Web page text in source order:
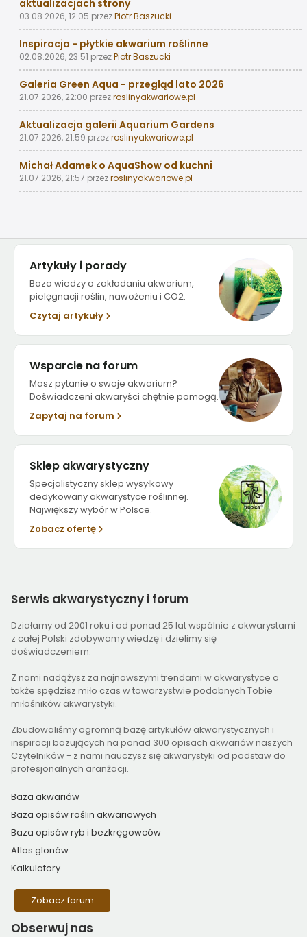
aktualizacjach strony
03.08.2026, 12:05 przezPiotr Baszucki
Inspiracja - płytkie akwarium roślinne
02.08.2026, 23:51 przezPiotr Baszucki
Galeria Green Aqua - przegląd lato 2026
21.07.2026, 22:00 przezroslinyakwariowe.pl
Aktualizacja galerii Aquarium Gardens
21.07.2026, 21:59 przezroslinyakwariowe.pl
Michał Adamek o AquaShow od kuchni
21.07.2026, 21:57 przezroslinyakwariowe.pl
Artykuły i porady
Baza wiedzy o zakładaniu akwarium,
pielęgnacji roślin, nawożeniu i CO2.
Czytaj artykuły
Wsparcie na forum
Masz pytanie o swoje akwarium?
Doświadczeni akwaryści chętnie pomogą.
Zapytaj na forum
Sklep akwarystyczny
Specjalistyczny sklep wysyłkowy
dedykowany akwarystyce roślinnej.
Największy wybór w Polsce.
Zobacz ofertę
Serwis akwarystyczny i forum
Działamy od 2001 roku i od ponad 25 lat wspólnie z akwarystami
z całej Polski zdobywamy wiedzę i dzielimy się
doświadczeniem.
Z nami nadążysz za najnowszymi trendami w akwarystyce a
także spędzisz miło czas w towarzystwie podobnych Tobie
miłośników akwarystyki.
Zbudowaliśmy ogromną bazę artykułów akwarystycznych i
inspiracji bazujących na ponad 300 opisach akwariów naszych
Czytelników - z nami nauczysz się akwarystyki od podstaw do
profesjonalnych aranżacji.
Baza akwariów
Baza opisów roślin akwariowych
Baza opisów ryb i bezkręgowców
Atlas glonów
Kalkulatory
Zobacz forum
Obserwuj nas